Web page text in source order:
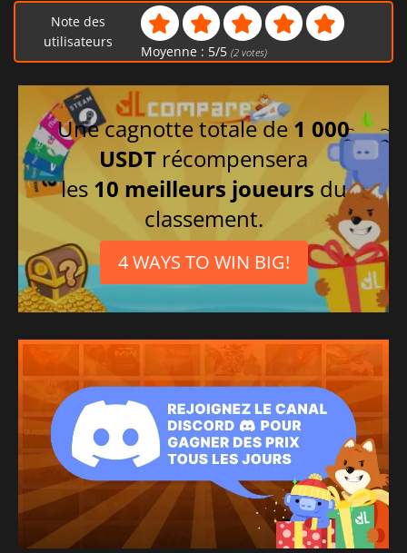
Note des
utilisateurs
Moyenne : 5/5 (2votes)
Une cagnotte totale de 1 000
USDT récompensera
les 10 meilleurs joueurs du
classement.
4 WAYS TO WIN BIG!